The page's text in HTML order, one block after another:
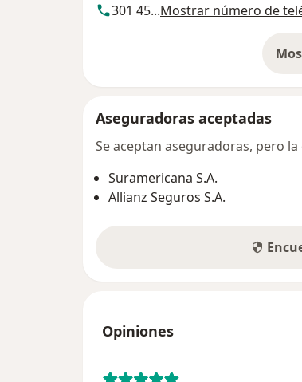
301 45...Mostrar número de
Aseguradoras aceptadas
Se aceptan aseguradoras, pero
Suramericana S.A.
Allianz Seguros S.A.
Opiniones